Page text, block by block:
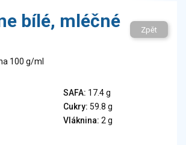
výrobky
cereální výrobky
chleby, pufované výrobky
bílé, mléčné Zpět
100 g/ml
SAFA: 17.4 g
Cukry: 59.8 g
Vláknina: 2 g